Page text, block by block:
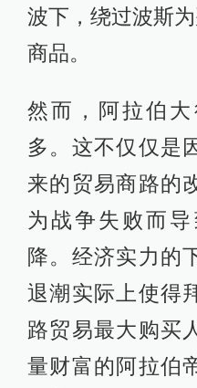
波下，绕过波斯
商品。
然而，阿拉伯
多。这不仅仅是
来的贸易商路的
为战争失败而
降。经济实力的
退潮实际上使得
路贸易最大购买
量财富的阿拉伯